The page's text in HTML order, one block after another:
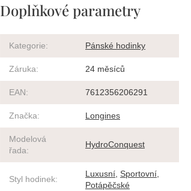
Doplňkové parametry
Kategorie: Pánské hodinky
Záruka: 24 měsíců
EAN: 7612356206291
Značka: Longines
Modelová
řada:
HydroConquest
Styl hodinek:
Luxusní, Sportovní,
Potápěčské